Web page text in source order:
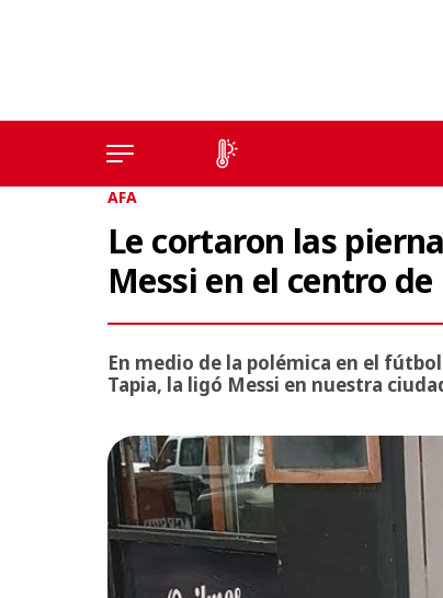
AFA
Le cortaron las
Messi en el centro
En medio de la polémica en el
Tapia, la ligó Messi en nuestra